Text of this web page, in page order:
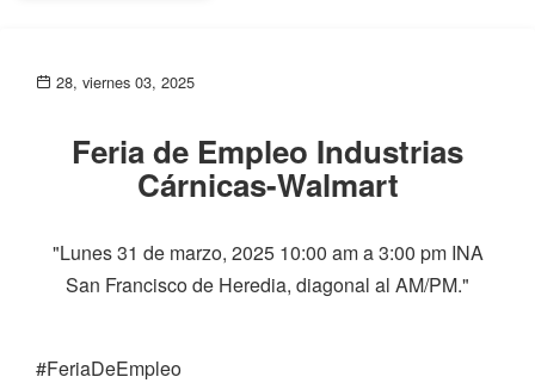
28, viernes 03, 2025
Feria de Empleo Industrias
Cárnicas-Walmart
"Lunes 31 de marzo, 2025 10:00 am a 3:00 pm INA
San Francisco de Heredia, diagonal al AM/PM."
#FeriaDeEmpleo